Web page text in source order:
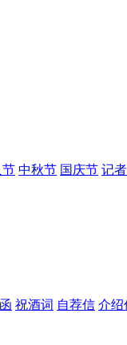
节 中秋节 国庆节 记
祝酒词 自荐信 介绍